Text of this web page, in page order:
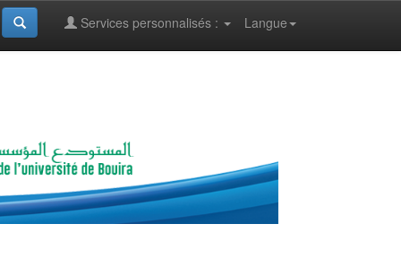
Langue
Services personnalisés :